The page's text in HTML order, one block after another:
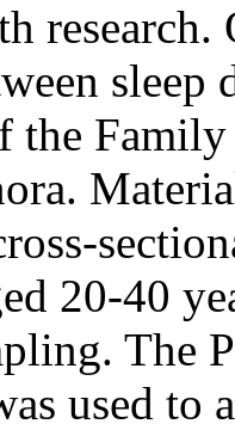
sleep
the
20-40
The
used to